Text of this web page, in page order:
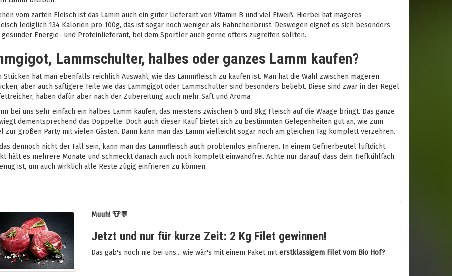
vom zarten Fleisch ist das Lamm auch ein guter Lieferant von Vitamin B und viel Eiweiß. Hierbei hat mageres
lediglich 134 Kalorien pro 100g, das ist sogar noch weniger als Hähnchenbrust. Deswegen eignet es sich besonders
gesunder Energie- und Proteinlieferant, bei dem Sportler auch gerne öfters zugreifen sollten.
Lammschulter, halbes oder ganzes Lamm kaufen?
Stücken hat man ebenfalls reichlich Auswahl, wie das Lammfleisch zu kaufen ist. Man hat die Wahl zwischen mageren
aber auch saftigere Teile wie das Lammgigot oder Lammschulter sind besonders beliebt. Diese sind zwar in der Regel
haben dafür aber nach der Zubereitung auch mehr Saft und Aroma.
bei uns sehr einfach ein halbes Lamm kaufen, das meistens zwischen 6 und 8kg Fleisch auf die Waage bringt. Das ganze
dementsprechend das Doppelte. Doch auch dieser Kauf bietet sich zu bestimmten Gelegenheiten gut an, wie zum
zur großen Party mit vielen Gästen. Dann kann man das Lamm vielleicht sogar noch am gleichen Tag komplett verzehren.
dennoch nicht der Fall sein, kann man das Lammfleisch auch problemlos einfrieren. In einem Gefrierbeutel luftdicht
hält es mehrere Monate und schmeckt danach auch noch komplett einwandfrei. Achte nur darauf, dass dein Tiefkühlfach
ist, um auch wirklich alle Reste zügig einfrieren zu können.
Muuh! 🐮💬
Jetzt und nur für kurze Zeit: 2 Kg Filet gewinnen!
Das gab's noch nie bei uns... wie wär's mit einem Paket miterstklassigem Filet vom Bio Hof?